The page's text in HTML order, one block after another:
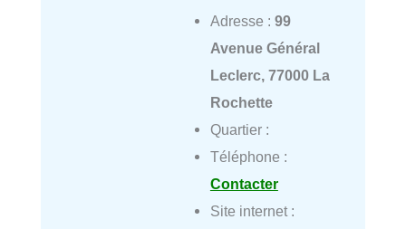
Adresse : 99
Avenue Général
Leclerc, 77000 La
Rochette
Quartier :
Téléphone :
Contacter
Site internet :